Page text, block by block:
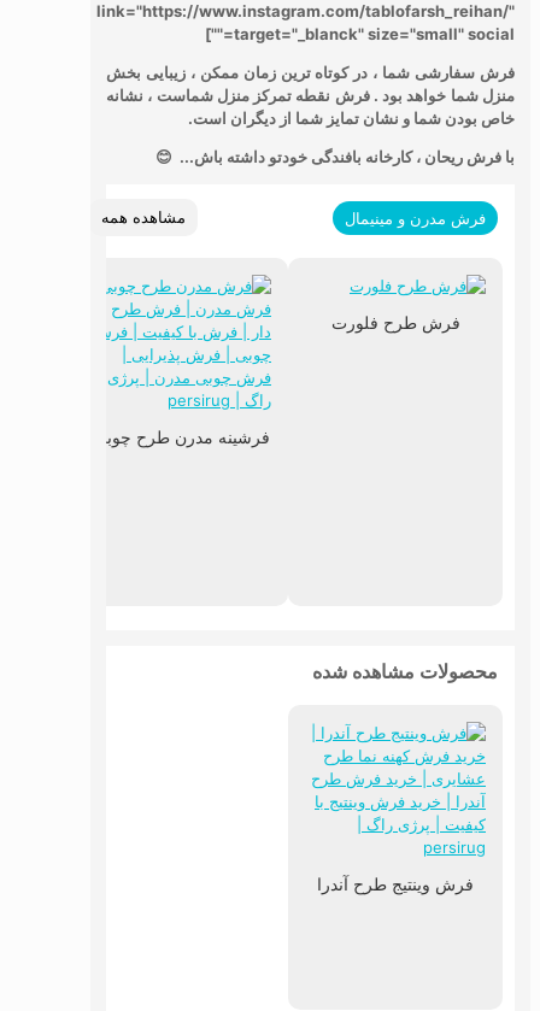
link="https://www.instagram.com/tablofarsh_reihan/"
target="_blanck" size="small" social=""]
فرش سفارشی شما ، در کوتاه ترین زمان ممکن ، زیبایی بخش
منزل شما خواهد بود .فرش نقطه تمرکز منزل شماست ، نشانه
خاص بودن شما و نشان تمایز شما از دیگران است.
با فرش ریحان ، کارخانه بافندگی خودتو داشته باش... 😊
فرش مدرن و مینیمال مشاهده همه
فرش طرح فلورت
فرشینه مدرن طرح چوبی
محصولات مشاهده شده
فرش وینتیج طرح آندرا